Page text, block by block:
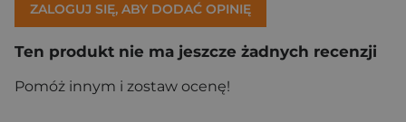
ZALOGUJ SIĘ, ABY DODAĆ OPINIĘ
Ten produkt nie ma jeszcze żadnych recenzji
Pomóż innym i zostaw ocenę!